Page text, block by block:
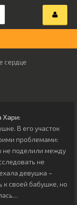
сердце
Хари:
В его участок
проблемами:
не поделили между
не
девушка –
к своей бабушке, но